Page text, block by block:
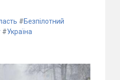
#Безпілотний
#Україна